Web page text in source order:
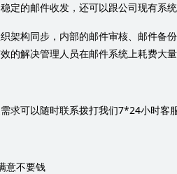
定的邮件收发，还可以跟公司现有系
架构同步，内部的邮件审核、邮件备
的解决管理人员在邮件系统上耗费大
求可以随时联系拨打我们7*24小时客
意不要钱